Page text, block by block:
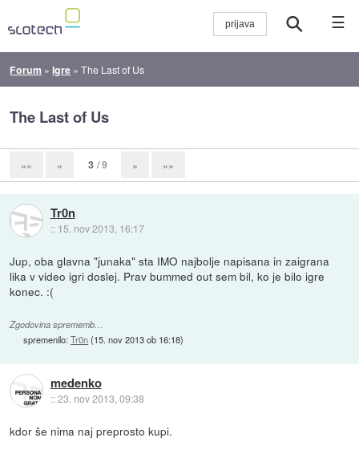
☰
Forum »Igre »The Last of Us
The Last of Us
«« « 3 / 9 » »»
Tr0n
:: 15. nov 2013, 16:17
Jup, oba glavna "junaka" sta IMO najbolje napisana in zaigrana
lika v video igri doslej. Prav bummed out sem bil, ko je bilo igre
konec. :(
Zgodovina sprememb…
spremenilo:Tr0n(15. nov 2013 ob 16:18)
medenko
::23. nov 2013, 09:38
kdor še nima naj preprosto kupi.